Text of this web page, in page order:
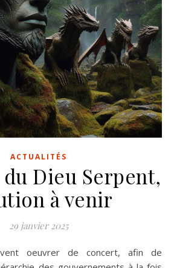
ACTUALITÉS
Dieu Serpent,
à venir
29 janvier 2025